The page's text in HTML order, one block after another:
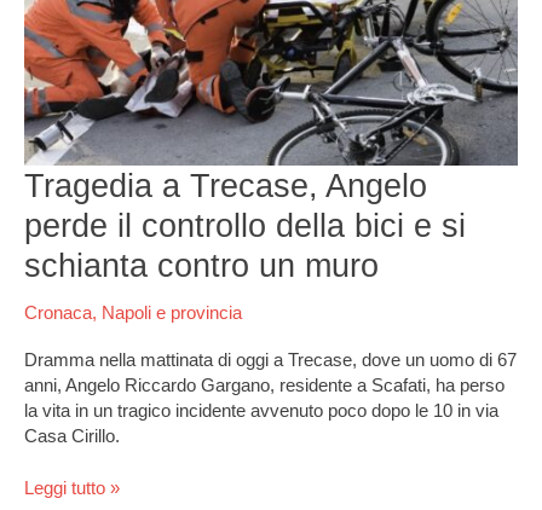
Tragedia a Trecase, Angelo
perde il controllo della bici e si
schianta contro un muro
Cronaca, Napoli e provincia
Dramma nella mattinata di oggi a Trecase, dove un uomo di 67
anni, Angelo Riccardo Gargano, residente a Scafati, ha perso
la vita in un tragico incidente avvenuto poco dopo le 10 in via
Casa Cirillo.
perde
il
controllo
della
bici
e
si
schianta
un
muro
Leggi tutto »